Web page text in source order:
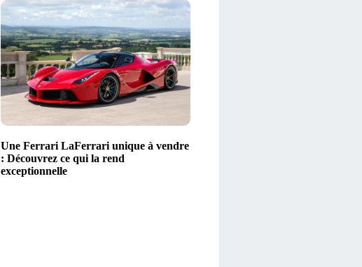
Une Ferrari LaFerrari unique à vendre
: Découvrez ce qui la rend
exceptionnelle